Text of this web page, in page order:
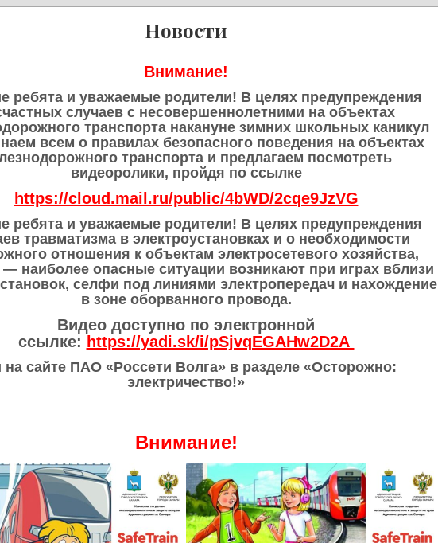
Новости
Внимание!
ребята и уважаемые родители! В целях предупреждения
случаев с несовершеннолетними на объектах
транспорта накануне зимних школьных каникул
всем о правилах безопасного поведения на объектах
транспорта и предлагаем посмотреть
видеоролики, пройдя по ссылке
https://cloud.mail.ru/public/4bWD/2cqe9JzVG
ребята и уважаемые родители! В целях предупреждения
травматизма в электроустановках и о необходимости
отношения к объектам электросетевого хозяйства,
наиболее опасные ситуации возникают при играх вблизи
селфи под линиями электропередач и нахождение
в зоне оборванного провода.
Видео доступно по электронной
ссылке: https://yadi.sk/i/pSjvqEGAHw2D2A
на сайте ПАО «Россети Волга» в разделе «Осторожно:
электричество!»
Внимание!